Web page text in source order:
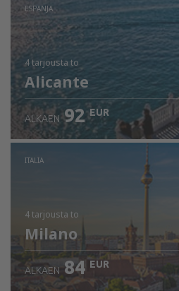
ESPANJA
4 tarjousta to
Alicante
ALKAEN 92 EUR
ITALIA
4 tarjousta to
Milano
ALKAEN 84 EUR